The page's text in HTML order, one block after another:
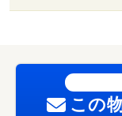
この